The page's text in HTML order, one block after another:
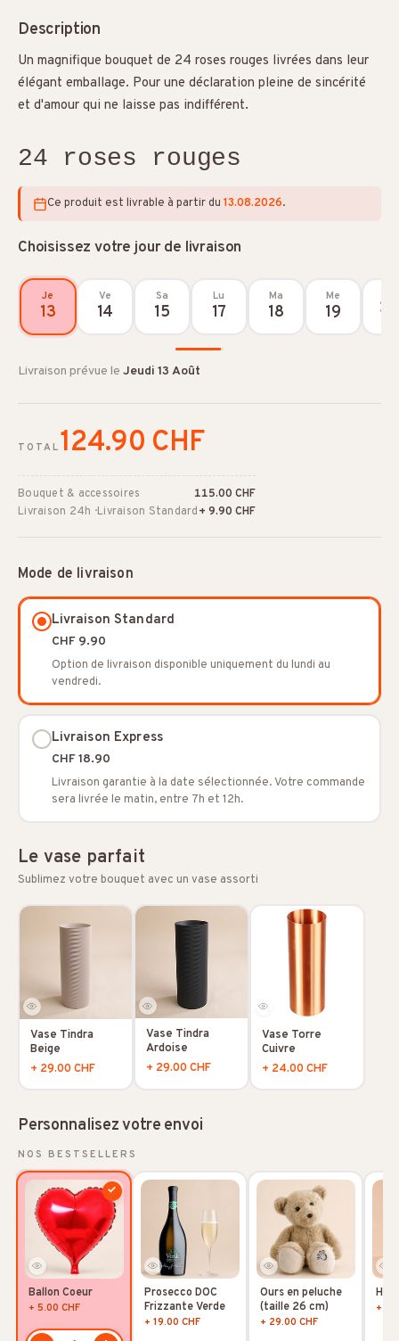
Description
Un magnifique bouquet de 24 roses rouges livrées dans leur
élégant emballage. Pour une déclaration pleine de sincérité
et d'amour qui ne laisse pas indifférent.
24 roses rouges
Ce produit est livrable à partir du 13.08.2026.
Choisissez votre jour de livraison
Je
13
Ve
14
Sa
15
Lu
17
Ma
18
Me
19
Livraison prévue le Jeudi 13 Août
TOTAL 124.90 CHF
Bouquet & accessoires
115.00 CHF
Livraison 24h · Livraison Standard+ 9.90 CHF
Mode de livraison
Livraison Standard
CHF 9.90
Option de livraison disponible uniquement du lundi au
vendredi.
Livraison Express
CHF 18.90
Livraison garantie à la date sélectionnée. Votre commande
sera livrée le matin, entre 7h et 12h.
Le vase parfait
Sublimez votre bouquet avec un vase assorti
Vase Tindra
Beige
+ 29.00 CHF
Vase Tindra
Ardoise
+ 29.00 CHF
Vase Torre
Cuivre
+ 24.00 CHF
Personnalisez votre envoi
NOS BESTSELLERS
Ballon Coeur
+ 5.00 CHF
✓
Prosecco DOC
Frizzante Verde
+ 19.00 CHF
Ours en peluche
(taille 26 cm)
+ 29.00 CHF
+